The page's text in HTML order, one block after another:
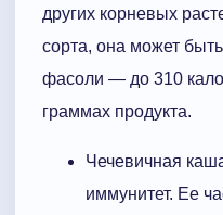
других корневых
сорта, она может
фасоли — до 310
граммах продукта.
Чечевичная
иммунитет. Ее